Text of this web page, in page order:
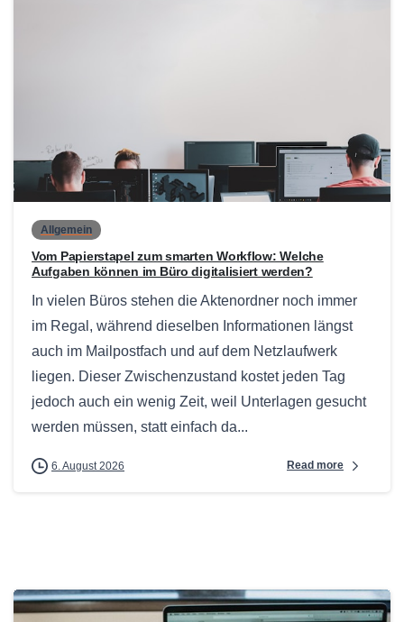
0
Allgemein
Vom Papierstapel zum smarten Workflow: Welche
Aufgaben können im Büro digitalisiert werden?
In vielen Büros stehen die Aktenordner noch immer
im Regal, während dieselben Informationen längst
auch im Mailpostfach und auf dem Netzlaufwerk
liegen. Dieser Zwischenzustand kostet jeden Tag
jedoch auch ein wenig Zeit, weil Unterlagen gesucht
werden müssen, statt einfach da...
6. August 2026 Read more